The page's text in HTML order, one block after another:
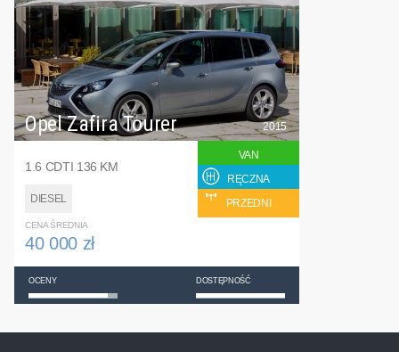
Opel Zafira Tourer
1.6 CDTI 136 KM
DIESEL
2015
VAN
RĘCZNA
PRZEDNI
CENA ŚREDNIA
40 000 zł
OCENY DOSTĘPNOŚĆ